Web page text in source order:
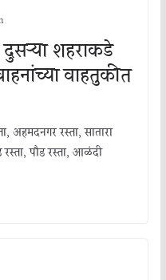
दुसऱ्या शहराकडे
वाहतुकीत
अहमदनगर रस्ता, सातारा
रस्ता, पौड रस्ता, आळंदी